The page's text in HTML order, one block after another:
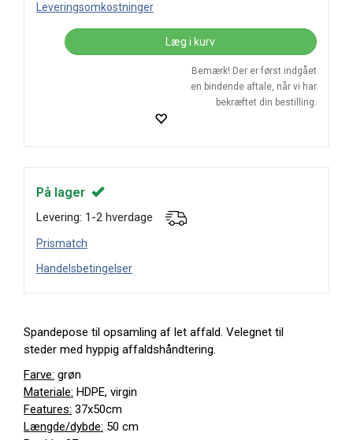
Leveringsomkostninger
Læg i kurv
Bemærk! Der er først indgået
en bindende aftale, når vi har
bekræftet din bestilling.
På lager
Levering: 1-2 hverdage
Prismatch
Handelsbetingelser
Spandepose til opsamling af let affald. Velegnet til
steder med hyppig affaldshåndtering.
Farve: grøn
Materiale: HDPE, virgin
Features: 37x50cm
Længde/dybde: 50 cm